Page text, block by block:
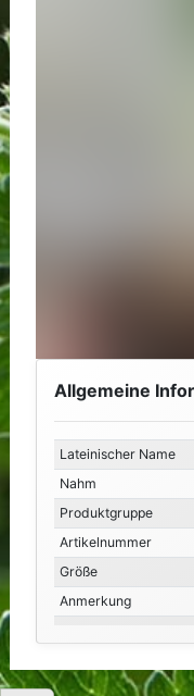
Allgemeine
Lateinischer Name
Nahm
Produktgruppe
Artikelnummer
Größe
Anmerkung